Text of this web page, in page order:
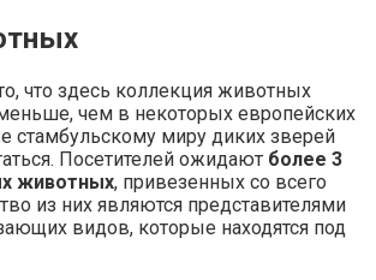
что здесь коллекция животных
чем в некоторых европейских
стамбульскому миру диких зверей
Посетителей ожидают более 3
животных, привезенных со всего
из них являются представителями
видов, которые находятся под